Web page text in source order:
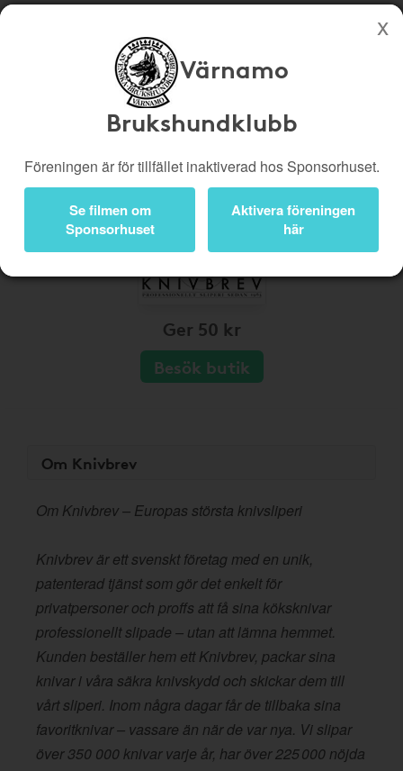
Köp genom denna sida stöttar Värnamo Brukshundklubb
Bli medlem
Logga in
Värnamo
Brukshundklubb
Föreningen är för tillfället inaktiverad hos Sponsorhuset.
Se filmen om
Sponsorhuset
Aktivera föreningen
här
Ger 50 kr
Besök butik
Om Knivbrev
Om Knivbrev – Europas största knivsliperi
Knivbrev är ett svenskt företag med en unik,
patenterad tjänst som gör det enkelt för
privatpersoner och proffs att få sina köksknivar
professionellt slipade – utan att lämna hemmet.
Kunden beställer hem ett Knivbrev, packar sina
knivar i våra säkra knivskydd och skickar dem till
vårt sliperi. Inom några dagar får de tillbaka sina
favoritknivar – vassare än när de var nya. Vi slipar
över 350 000 knivar varje år, har över 225 000 nöjda